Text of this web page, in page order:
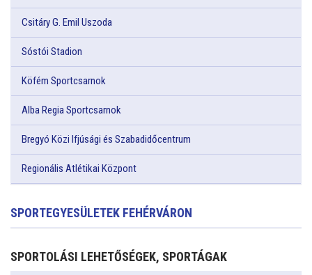
Csitáry G. Emil Uszoda
Sóstói Stadion
Köfém Sportcsarnok
Alba Regia Sportcsarnok
Bregyó Közi Ifjúsági és Szabadidőcentrum
Regionális Atlétikai Központ
SPORTEGYESÜLETEK FEHÉRVÁRON
SPORTOLÁSI LEHETŐSÉGEK, SPORTÁGAK